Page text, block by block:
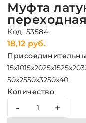
Муфта
Код: 53584
18,12 руб.
15x1015x2025x1525x20
50x2550x3250x40
Количество
- +